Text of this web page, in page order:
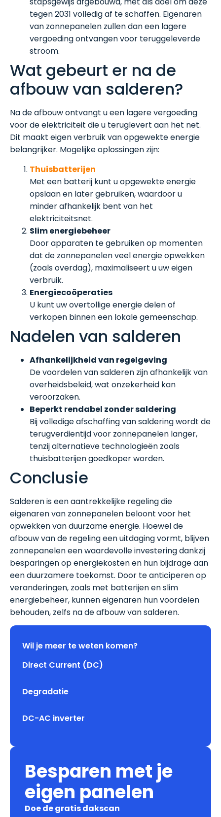
tegen 2031 volledig af te schaffen. Eigenaren
van zonnepanelen zullen dan een lagere
vergoeding ontvangen voor teruggeleverde
stroom.
Wat gebeurt er na de
afbouw van salderen?
Na de afbouw ontvangt u een lagere vergoeding
voor de elektriciteit die u teruglevert aan het net.
Dit maakt eigen verbruik van opgewekte energie
belangrijker. Mogelijke oplossingen zijn:
Thuisbatterijen
Met een batterij kunt u opgewekte energie
opslaan en later gebruiken, waardoor u
minder afhankelijk bent van het
elektriciteitsnet.
Slim energiebeheer
Door apparaten te gebruiken op momenten
dat de zonnepanelen veel energie opwekken
(zoals overdag), maximaliseert u uw eigen
verbruik.
Energiecoöperaties
U kunt uw overtollige energie delen of
verkopen binnen een lokale gemeenschap.
Nadelen van salderen
Afhankelijkheid van regelgeving
De voordelen van salderen zijn afhankelijk van
overheidsbeleid, wat onzekerheid kan
veroorzaken.
Beperkt rendabel zonder saldering
Bij volledige afschaffing van saldering wordt de
terugverdientijd voor zonnepanelen langer,
tenzij alternatieve technologieën zoals
thuisbatterijen goedkoper worden.
Conclusie
Salderen is een aantrekkelijke regeling die
eigenaren van zonnepanelen beloont voor het
opwekken van duurzame energie. Hoewel de
afbouw van de regeling een uitdaging vormt, blijven
zonnepanelen een waardevolle investering dankzij
besparingen op energiekosten en hun bijdrage aan
een duurzamere toekomst. Door te anticiperen op
veranderingen, zoals met batterijen en slim
energiebeheer, kunnen eigenaren hun voordelen
behouden, zelfs na de afbouw van salderen.
Wil je meer te weten komen?
Direct Current (DC)
Degradatie
DC-AC inverter
Besparen met je
eigen panelen
Doe de gratis dakscan